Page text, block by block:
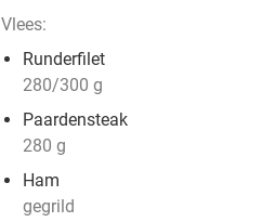
Vlees:
Runderfilet
280/300 g
Paardensteak
280 g
Ham
gegrild